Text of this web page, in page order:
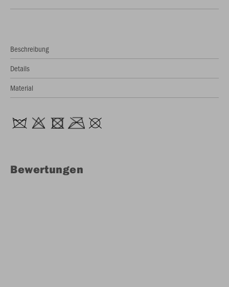
Beschreibung
Details
Material
Bewertungen